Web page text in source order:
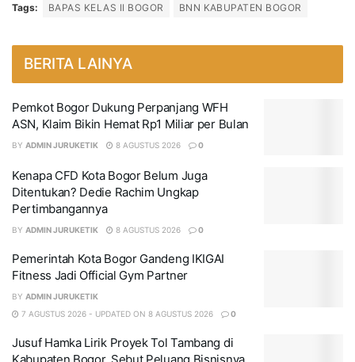
Tags: BAPAS KELAS II BOGOR BNN KABUPATEN BOGOR
BERITA LAINYA
Pemkot Bogor Dukung Perpanjang WFH
ASN, Klaim Bikin Hemat Rp1 Miliar per Bulan
BY ADMIN JURUKETIK 8 AGUSTUS 2026 0
Kenapa CFD Kota Bogor Belum Juga
Ditentukan? Dedie Rachim Ungkap
Pertimbangannya
BY ADMIN JURUKETIK 8 AGUSTUS 2026 0
Pemerintah Kota Bogor Gandeng IKIGAI
Fitness Jadi Official Gym Partner
BY ADMIN JURUKETIK
7 AGUSTUS 2026 - UPDATED ON 8 AGUSTUS 2026
0
Jusuf Hamka Lirik Proyek Tol Tambang di